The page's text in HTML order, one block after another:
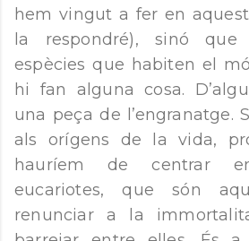
hem vingut a fer en
la respondré), sinó
espècies que habiten el
hi fan alguna cosa.
una peça de l’engranatge.
als orígens de la vida,
hauríem de centrar
eucariotes, que són
renunciar a la